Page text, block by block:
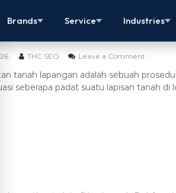
Brands Service Industries
Tanah Lapangan –
THC SEO Leave a Comment
tanah lapangan adalah sebuah
seberapa padat suatu lapisan tanah di